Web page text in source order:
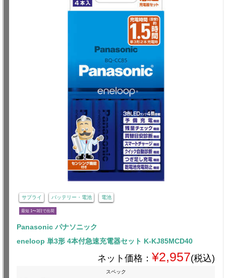
サプライ バッテリー・電池 電池
最短 1〜3日で出荷
Panasonic パナソニック
eneloop 単3形 4本付急速充電器セット K-KJ85MCD40
ネット価格： ¥2,957(税込)
スペック